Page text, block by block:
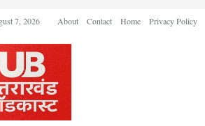
7, 2026 About Contact Home Privacy Policy